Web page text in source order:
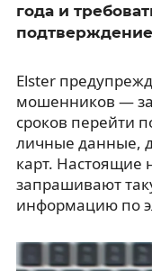
года и
Elster
мошенников —
сроков перейти
личные данные,
карт. Настоящие
запрашивают
информацию по